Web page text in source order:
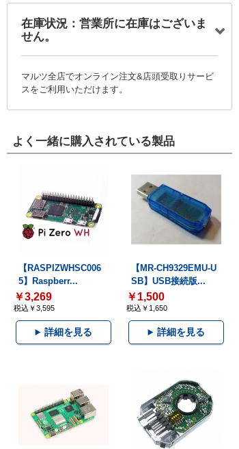
在庫状況：営業所に在庫はございま
せん。
マルツ全店でオンライン注文&店頭受取りサービ
スをご利用いただけます。
よく一緒に購入されている製品
【RASPIZWHSC006
5】Raspberr...
￥3,269
税込￥3,595
詳細を見る
【MR-CH9329EMU-U
SB】USB接続版...
￥1,500
税込￥1,650
詳細を見る